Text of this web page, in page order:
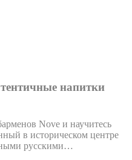
напитки
Nove и научитесь
в историческом центре
русскими…